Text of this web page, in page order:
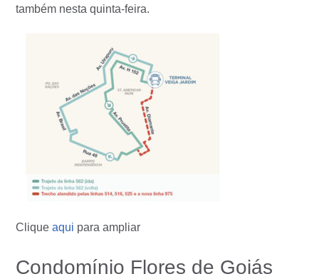
também nesta quinta-feira.
Clique aqui para ampliar
Condomínio Flores de Goiás